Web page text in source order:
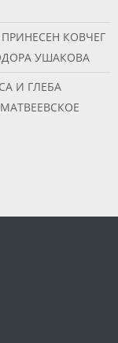
КОВЧЕГ
УШАКОВА
И ГЛЕБА